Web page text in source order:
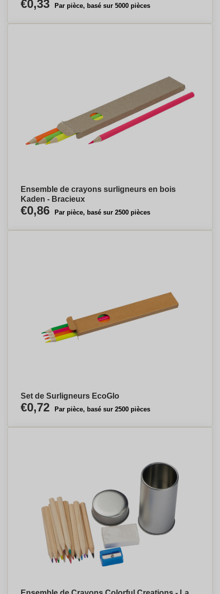
€0,33 Par pièce, basé sur 5000 pièces
Ensemble de crayons surligneurs en bois
Kaden - Bracieux
€0,86 Par pièce, basé sur 2500 pièces
Set de Surligneurs EcoGlo
€0,72 Par pièce, basé sur 2500 pièces